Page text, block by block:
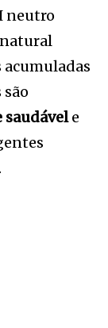
neutro
natural
saudávele